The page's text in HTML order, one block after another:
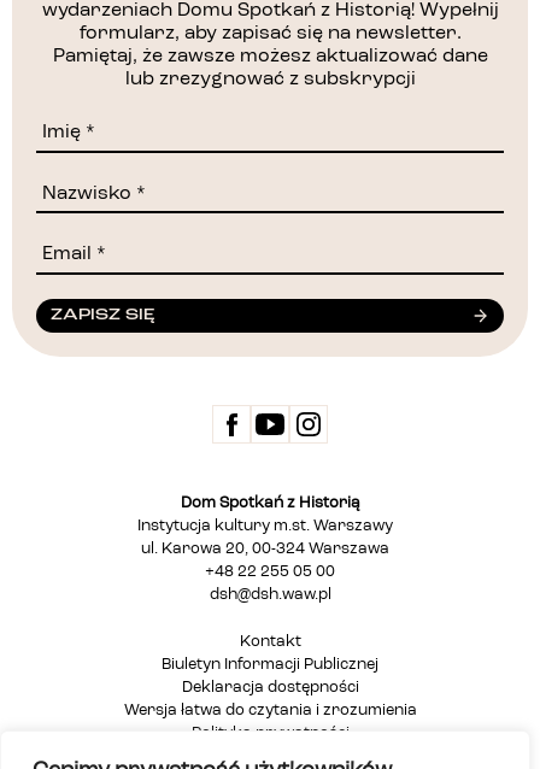
wydarzeniach Domu Spotkań z Historią! Wypełnij
formularz, aby zapisać się na newsletter.
Pamiętaj, że zawsze możesz aktualizować dane
lub zrezygnować z subskrypcji
ZAPISZ SIĘ
Dom Spotkań z Historią
Instytucja kultury m.st. Warszawy
ul. Karowa 20, 00-324 Warszawa
+48 22 255 05 00
dsh@dsh.waw.pl
Kontakt
Biuletyn Informacji Publicznej
Deklaracja dostępności
Wersja łatwa do czytania i zrozumienia
Polityka prywatności